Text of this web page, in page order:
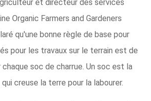
et directeur des services
Organic Farmers and Gardeners
qu'une bonne règle de base pour
pour les travaux sur le terrain est de
chaque soc de charrue. Un soc est la
creuse la terre pour la labourer.